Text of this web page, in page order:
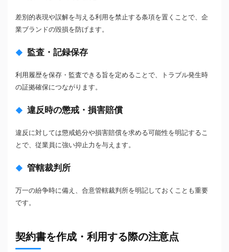
差別的表現や誤解を与える利用を禁止する条項を置くことで、企
業ブランドの毀損を防げます。
監査・記録保存
利用履歴を保存・監査できる旨を定めることで、トラブル発生時
の証拠確保につながります。
違反時の懲戒・損害賠償
違反に対しては懲戒処分や損害賠償を求める可能性を明記するこ
とで、従業員に強い抑止力を与えます。
管轄裁判所
万一の紛争時に備え、合意管轄裁判所を明記しておくことも重要
です。
契約書を作成・利用する際の注意点